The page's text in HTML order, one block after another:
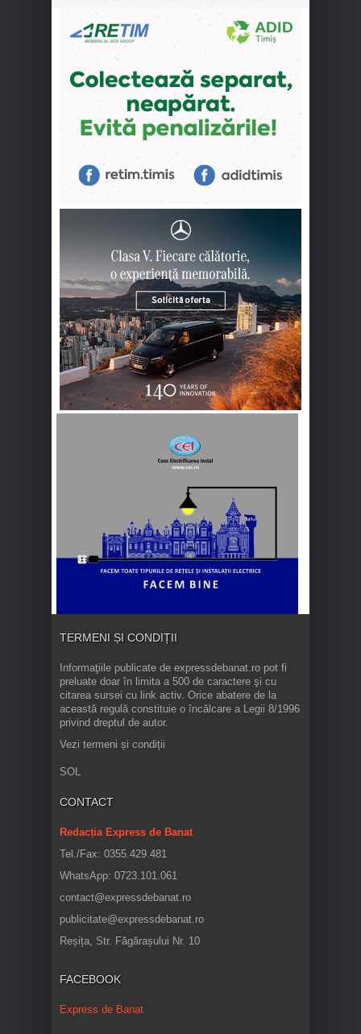
TERMENI ȘI CONDIȚII
Informaţiile publicate de expressdebanat.ro pot fi
preluate doar în limita a 500 de caractere şi cu
citarea sursei cu link activ. Orice abatere de la
această regulă constituie o încălcare a Legii 8/1996
privind dreptul de autor.
Vezi termeni și condiții
SOL
CONTACT
Redacția Express de Banat
Tel./Fax: 0355.429.481
WhatsApp: 0723.101.061
contact@expressdebanat.ro
publicitate@expressdebanat.ro
Reșița, Str. Făgărașului Nr. 10
FACEBOOK
Express de Banat